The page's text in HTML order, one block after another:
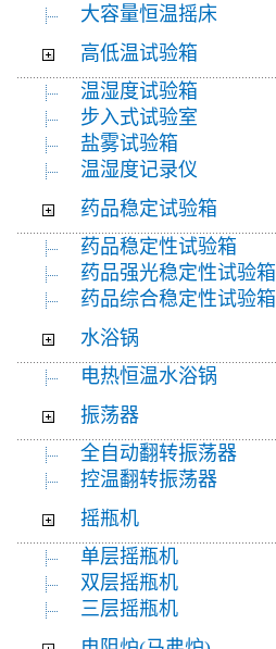
大容量恒温摇床
高低温试验箱
温湿度试验箱
步入式试验室
盐雾试验箱
温湿度记录仪
药品稳定试验箱
药品稳定性试验箱
药品强光稳定性试验箱
药品综合稳定性试验箱
水浴锅
电热恒温水浴锅
振荡器
全自动翻转振荡器
控温翻转振荡器
摇瓶机
单层摇瓶机
双层摇瓶机
三层摇瓶机